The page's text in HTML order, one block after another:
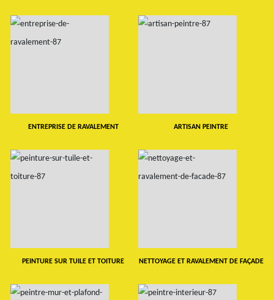
ENTREPRISE DE RAVALEMENT ARTISAN PEINTRE
PEINTURE SUR TUILE ET TOITURE NETTOYAGE ET RAVALEMENT DE FAÇADE